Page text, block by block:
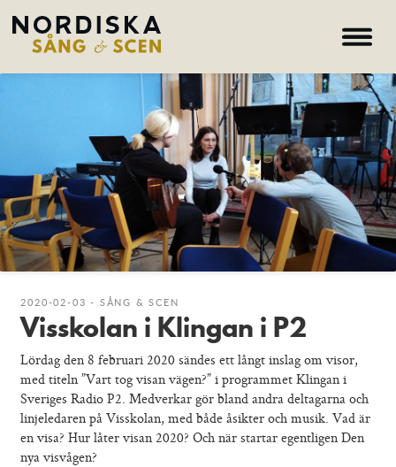
Kurser
Lärare
Deltagare
Nyheter
Galleri
Hem – Nordiska folkhögskolan
Kurser
Om skolan
Nyheter
Konferens & B&B
2020-02-03 - SÅNG & SCEN
Visskolan i Klingan i P2
Lördag den 8 februari 2020 sändes ett långt inslag om visor,
med titeln ”Vart tog visan vägen?” i programmet Klingan i
Sveriges Radio P2. Medverkar gör bland andra deltagarna och
linjeledaren på Visskolan, med både åsikter och musik. Vad är
en visa? Hur låter visan 2020? Och när startar egentligen Den
nya visvågen?